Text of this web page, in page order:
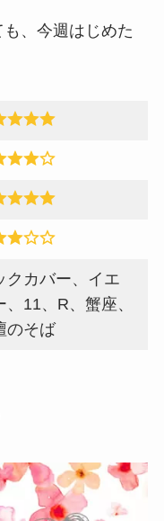
、今週はじめた
クカバー、イエ
、11、R、蟹座、
のそば